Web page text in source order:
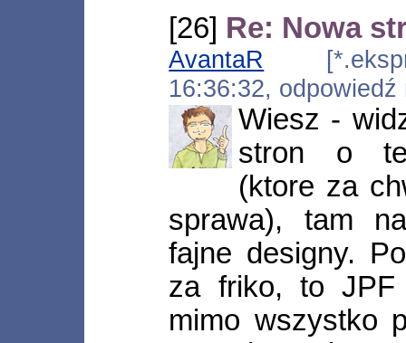
[26] Re: Nowa
AvantaR
16:36:32,
Wiesz -
stron o
(ktore za
sprawa), tam
fajne designy.
za friko, to JPF
mimo wszystko